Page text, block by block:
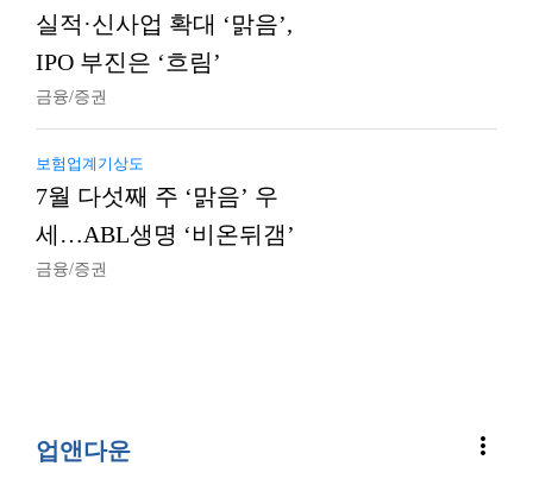
실적·신사업 확대 ‘맑음’,
IPO 부진은 ‘흐림’
금융/증권
보험업계기상도
7월 다섯째 주 ‘맑음’ 우
세…ABL생명 ‘비온뒤갬’
금융/증권
업앤다운 more_vert